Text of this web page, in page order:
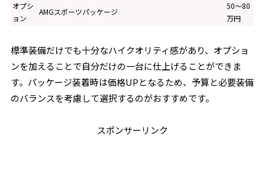
オプシ
ョン
AMGスポーツパッケージ
50〜80
万円
標準装備だけでも十分なハイクオリティ感があり、オプショ
ンを加えることで自分だけの一台に仕上げることができま
す。パッケージ装着時は価格UPとなるため、予算と必要装備
のバランスを考慮して選択するのがおすすめです。
スポンサーリンク